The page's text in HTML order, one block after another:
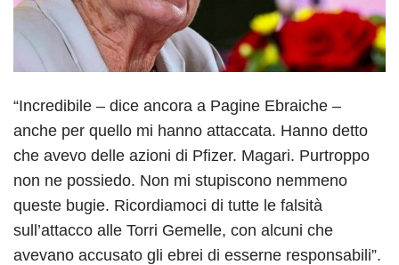
“Incredibile – dice ancora a Pagine Ebraiche –
anche per quello mi hanno attaccata. Hanno detto
che avevo delle azioni di Pfizer. Magari. Purtroppo
non ne possiedo. Non mi stupiscono nemmeno
queste bugie. Ricordiamoci di tutte le falsità
sull’attacco alle Torri Gemelle, con alcuni che
avevano accusato gli ebrei di esserne responsabili”.